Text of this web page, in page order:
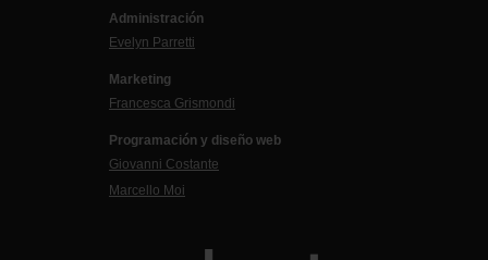
Administración
Evelyn Parretti
Marketing
Francesca Grismondi
Programación y diseño web
Giovanni Costante
Marcello Moi